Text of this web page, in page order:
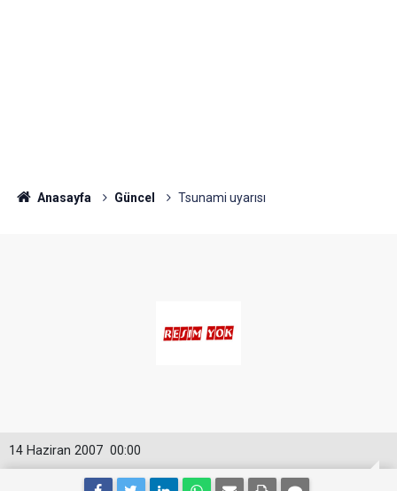
Anasayfa Güncel Tsunami uyarısı
00:00
14 Haziran 2007